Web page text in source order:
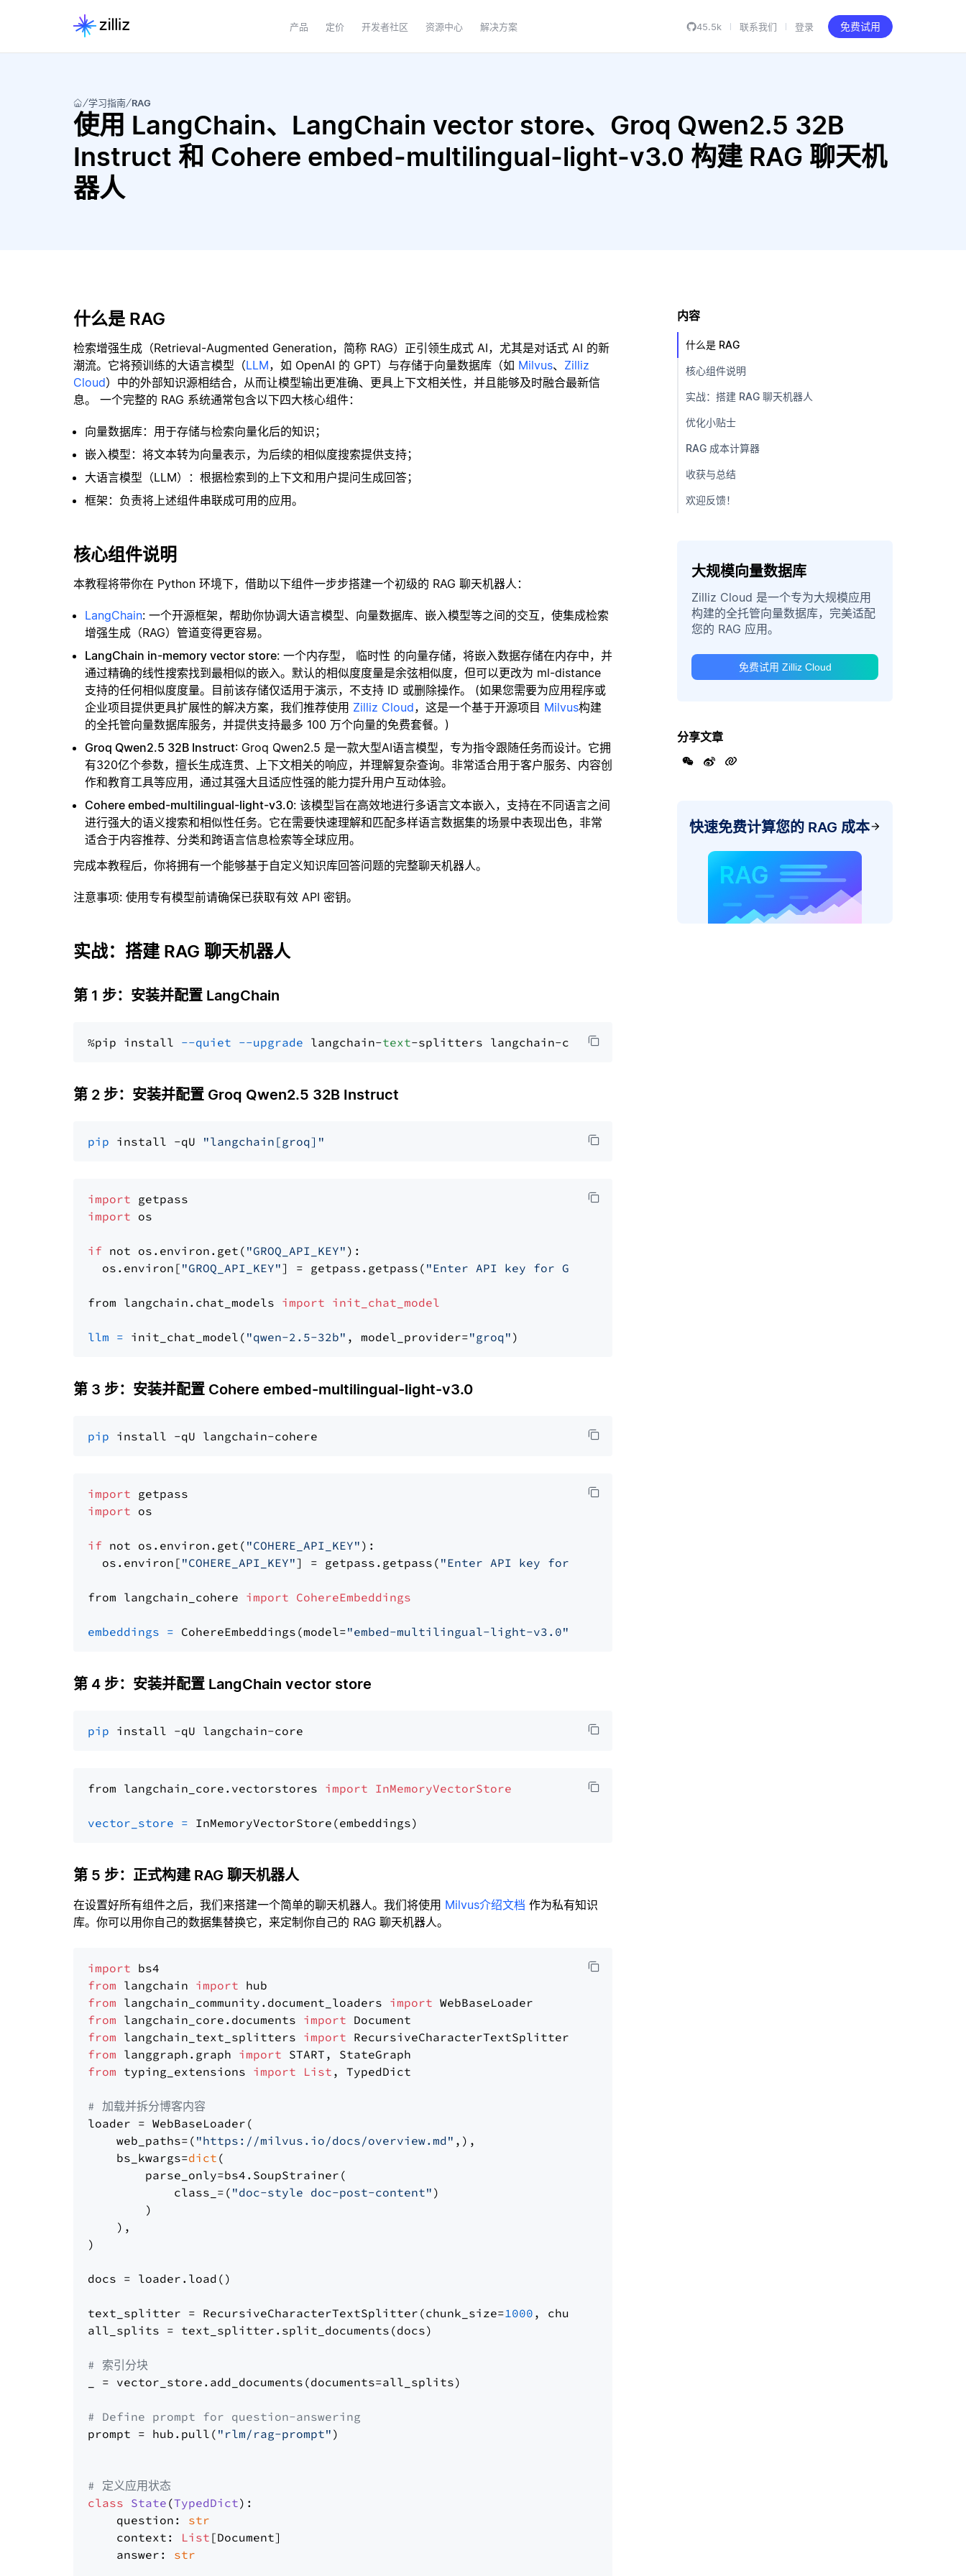
产品 定价 开发者社区 资源中心 解决方案 45.5k 联系我们 登录 免费试用
学习指南 RAG
使用 LangChain、LangChain vector store、Groq Qwen2.5 32B
Instruct 和 Cohere embed-multilingual-light-v3.0 构建 RAG 聊天机
器人
什么是 RAG
检索增强生成（Retrieval-Augmented Generation，简称 RAG）正引领生成式 AI，尤其是对话式 AI 的新
潮流。它将预训练的大语言模型（LLM，如 OpenAI 的 GPT）与存储于向量数据库（如 Milvus、 Zilliz
Cloud）中的外部知识源相结合，从而让模型输出更准确、更具上下文相关性，并且能够及时融合最新信
息。 一个完整的 RAG 系统通常包含以下四大核心组件：
向量数据库：用于存储与检索向量化后的知识；
嵌入模型：将文本转为向量表示，为后续的相似度搜索提供支持；
大语言模型（LLM）：根据检索到的上下文和用户提问生成回答；
框架：负责将上述组件串联成可用的应用。
核心组件说明
本教程将带你在 Python 环境下，借助以下组件一步步搭建一个初级的 RAG 聊天机器人：
LangChain: 一个开源框架，帮助你协调大语言模型、向量数据库、嵌入模型等之间的交互，使集成检索
增强生成（RAG）管道变得更容易。
LangChain in-memory vector store: 一个内存型， 临时性 的向量存储，将嵌入数据存储在内存中，并
通过精确的线性搜索找到最相似的嵌入。默认的相似度度量是余弦相似度，但可以更改为 ml-distance
支持的任何相似度度量。目前该存储仅适用于演示，不支持 ID 或删除操作。 (如果您需要为应用程序或
企业项目提供更具扩展性的解决方案，我们推荐使用 Zilliz Cloud，这是一个基于开源项目 Milvus构建
的全托管向量数据库服务，并提供支持最多 100 万个向量的免费套餐。)
Groq Qwen2.5 32B Instruct: Groq Qwen2.5 是一款大型AI语言模型，专为指令跟随任务而设计。它拥
有320亿个参数，擅长生成连贯、上下文相关的响应，并理解复杂查询。非常适合用于客户服务、内容创
作和教育工具等应用，通过其强大且适应性强的能力提升用户互动体验。
Cohere embed-multilingual-light-v3.0: 该模型旨在高效地进行多语言文本嵌入，支持在不同语言之间
进行强大的语义搜索和相似性任务。它在需要快速理解和匹配多样语言数据集的场景中表现出色，非常
适合于内容推荐、分类和跨语言信息检索等全球应用。
完成本教程后，你将拥有一个能够基于自定义知识库回答问题的完整聊天机器人。
注意事项: 使用专有模型前请确保已获取有效 API 密钥。
实战：搭建 RAG 聊天机器人
第 1 步：安装并配置 LangChain
%pip install --quiet --upgrade langchain-text
第 2 步：安装并配置 Groq Qwen2.5 32B Instruct
pip install -qU "langchain[groq]"
import
import os
if not os.environ.get( "GROQ_API_KEY" ):
  os.environ[
"GROQ_API_KEY"] = getpass.getpass( "Enter API key for Groq: "
from langchain.chat_models import init_chat_model
llm = init_chat_model( "qwen-2.5-32b" , model_provider="groq"
第 3 步：安装并配置 Cohere embed-multilingual-light-v3.0
pip
import
import os
if not os.environ.get( "COHERE_API_KEY" ):
  os.environ[
"COHERE_API_KEY"] = getpass.getpass( "Enter API key for Cohere: "
from langchain_cohere import CohereEmbeddings
embeddings = CohereEmbeddings(model="embed-multilingual-light-v3.0"
第 4 步：安装并配置 LangChain vector store
pip
from langchain_core.vectorstores import InMemoryVectorStore
vector_store =
第 5 步：正式构建 RAG 聊天机器人
在设置好所有组件之后，我们来搭建一个简单的聊天机器人。我们将使用 Milvus介绍文档 作为私有知识
库。你可以用你自己的数据集替换它，来定制你自己的 RAG 聊天机器人。
import
from langchain import
from langchain_community.document_loaders import
from langchain_core.documents import
from langchain_text_splitters import
from langgraph.graph import
from typing_extensions import List , TypedDict
# 加载并拆分博客内容
loader = WebBaseLoader(
    web_paths=(
"https://milvus.io/docs/overview.md" ,),
    bs_kwargs=
dict (
        parse_only=bs4.SoupStrainer(
            class_=(
"doc-style doc-post-content" )
        )
    ),
)
docs = loader.load()
text_splitter = RecursiveCharacterTextSplitter(chunk_size=1000 , chunk_overlap=
all_splits = text_splitter.split_documents(docs)
# 索引分块
_ = vector_store.add_documents(documents=all_splits)
# Define prompt for question-answering
prompt = hub.pull( "rlm/rag-prompt" )
# 定义应用状态
class State (TypedDict):
    question:
str
    context:
List [Document]
    answer:
str
内容
什么是 RAG
核心组件说明
实战：搭建 RAG 聊天机器人
优化小贴士
RAG 成本计算器
收获与总结
欢迎反馈！
大规模向量数据库
Zilliz Cloud 是一个专为大规模应用
构建的全托管向量数据库，完美适配
您的 RAG 应用。
免费试用 Zilliz Cloud
分享文章
快速免费计算您的 RAG 成本